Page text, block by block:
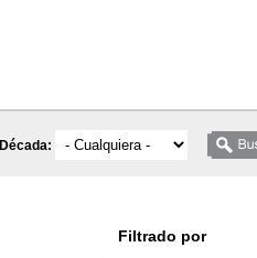
Década:
Filtrado por